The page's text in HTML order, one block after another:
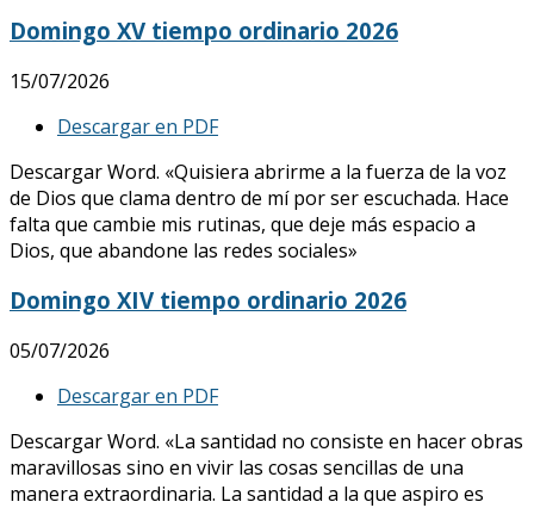
Domingo XV tiempo ordinario 2026
15/07/2026
Descargar en PDF
Descargar Word. «Quisiera abrirme a la fuerza de la voz
de Dios que clama dentro de mí por ser escuchada. Hace
falta que cambie mis rutinas, que deje más espacio a
Dios, que abandone las redes sociales»
Domingo XIV tiempo ordinario 2026
05/07/2026
Descargar en PDF
Descargar Word. «La santidad no consiste en hacer obras
maravillosas sino en vivir las cosas sencillas de una
manera extraordinaria. La santidad a la que aspiro es